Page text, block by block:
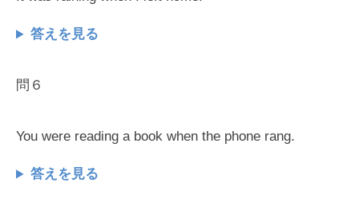
答えを見る
問６
You were reading a book when the phone rang.
答えを見る